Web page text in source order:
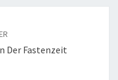
Der Fastenzeit